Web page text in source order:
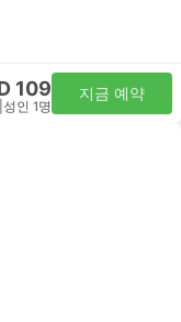
109
성인 1명
지금 예약